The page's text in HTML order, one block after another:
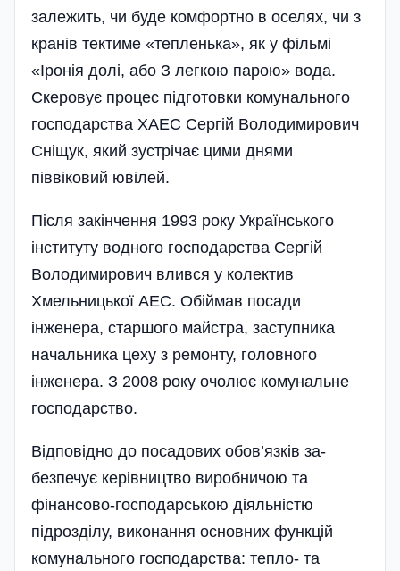
залежить, чи буде комфортно в оселях, чи з
кранів тектиме «тепленька», як у фільмі
«Іронія долі, або З легкою­ парою» вода.
Скеровує процес підготовки комунального
господарства ХАЕС Сергій Володимирович
Сніщук, який зустрічає цими днями
піввіковий ювілей.
Після закінчення 1993 року Українського
інституту водного господарства Сергій
Володимирович влився у колектив
Хмельницької АЕС. Обіймав посади
інженера, старшого майстра, заступника
начальника цеху з ремонту, голов­ного
інженера. З 2008 року очолює комунальне
господарство.
Відповідно до посадових обов’язків за­
безпечує керівництво виробничою та
фінансово-господарською діяльністю
підрозділу, виконання основних функцій
комунального господарства: тепло- та